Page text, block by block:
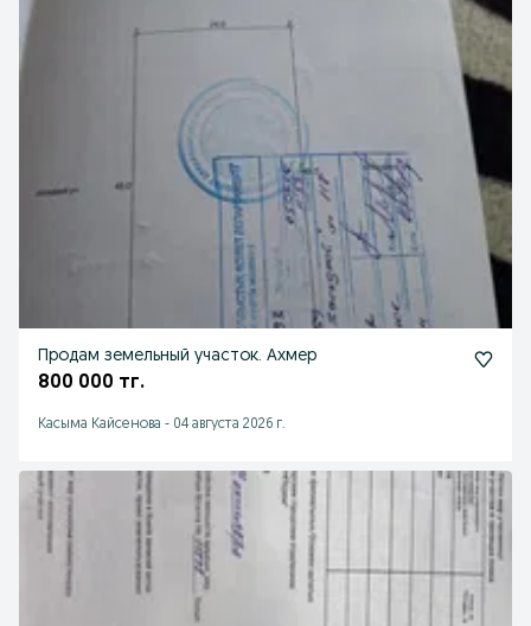
Продам земельный участок. Ахмер
800 000 тг.
Касыма Кайсенова - 04 августа 2026 г.